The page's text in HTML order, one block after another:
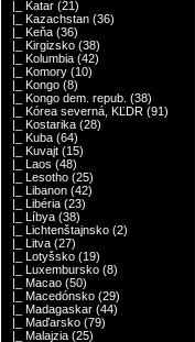
|_ Katar (21)
|_ Kazachstan (36)
|_ Keňa (36)
|_ Kirgizsko (38)
|_ Kolumbia (42)
|_ Komory (10)
|_ Kongo (8)
|_ Kongo dem. repub. (38)
|_ Kórea severná, KĽDR (91)
|_ Kostarika (28)
|_ Kuba (64)
|_ Kuvajt (15)
|_ Laos (48)
|_ Lesotho (25)
|_ Libanon (42)
|_ Libéria (23)
|_ Líbya (38)
|_ Lichtenštajnsko (2)
|_ Litva (27)
|_ Lotyšsko (19)
|_ Luxembursko (8)
|_ Macao (50)
|_ Macedónsko (29)
|_ Madagaskar (44)
|_ Maďarsko (79)
|_ Malajzia (25)